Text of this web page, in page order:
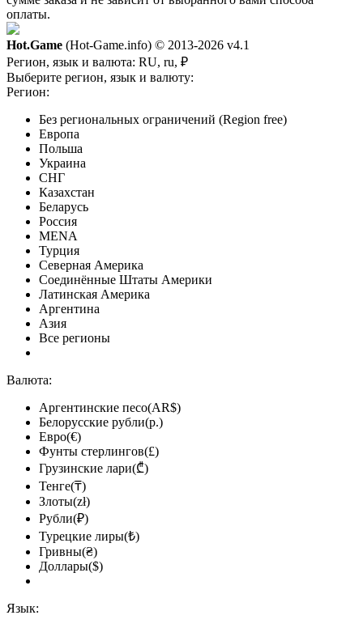
оплаты.
Hot.Game (Hot-Game.info) © 2013-2026 v4.1
Регион, язык и валюта: RU, ru, ₽
Выберите регион, язык и валюту:
Регион:
Без региональных ограничений (Region free)
Европа
Польша
Украина
СНГ
Казахстан
Беларусь
Россия
MENA
Турция
Северная Америка
Соединённые Штаты Америки
Латинская Америка
Аргентина
Азия
Все регионы
Валюта:
Аргентинские песо(AR$)
Белорусские рубли(р.)
Евро(€)
Фунты стерлингов(£)
Грузинские лари(₾)
Тенге(₸)
Злоты(zł)
Рубли(₽)
Турецкие лиры(₺)
Гривны(₴)
Доллары($)
Язык: